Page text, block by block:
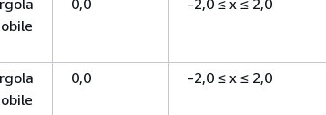
0,0 -2,0 ≤ x ≤ 2,0